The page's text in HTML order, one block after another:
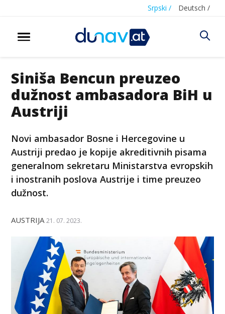
Srpski / Deutsch /
Siniša Bencun preuzeo
dužnost ambasadora BiH u
Austriji
Novi ambasador Bosne i Hercegovine u
Austriji predao je kopije akreditivnih pisama
generalnom sekretaru Ministarstva evropskih
i inostranih poslova Austrije i time preuzeo
dužnost.
AUSTRIJA 21. 07. 2023.